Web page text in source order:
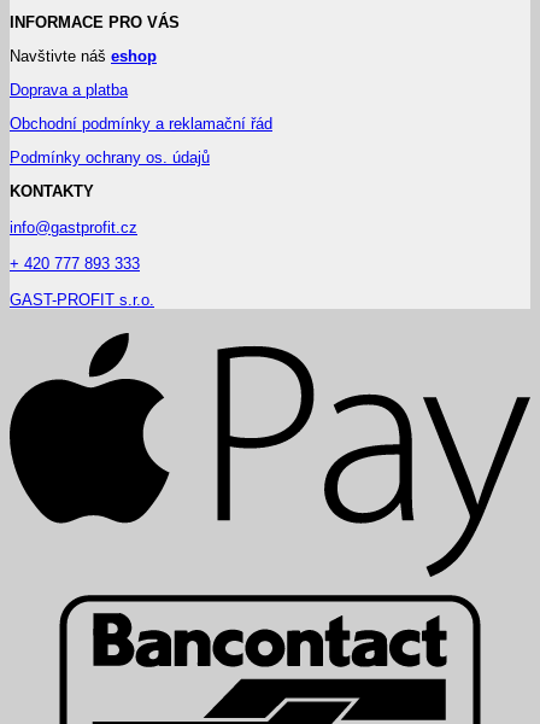
INFORMACE PRO VÁS
Navštivte náš eshop
Doprava a platba
Obchodní podmínky a reklamační řád
Podmínky ochrany os. údajů
KONTAKTY
info@gastprofit.cz
+ 420 777 893 333
GAST-PROFIT s.r.o.